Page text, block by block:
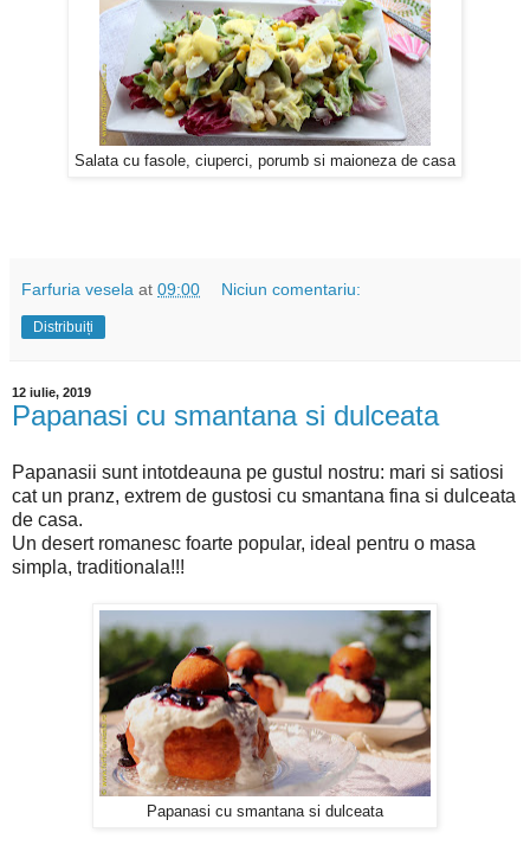
Salata cu fasole, ciuperci, porumb si maioneza de casa
Farfuria vesela at 09:00 Niciun comentariu:
Distribuiți
12 iulie, 2019
Papanasi cu smantana si dulceata
Papanasii sunt intotdeauna pe gustul nostru: mari si satiosi
cat un pranz, extrem de gustosi cu smantana fina si dulceata
de casa.
Un desert romanesc foarte popular, ideal pentru o masa
simpla, traditionala!!!
Papanasi cu smantana si dulceata